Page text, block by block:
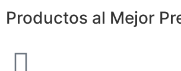
Productos al Mejor